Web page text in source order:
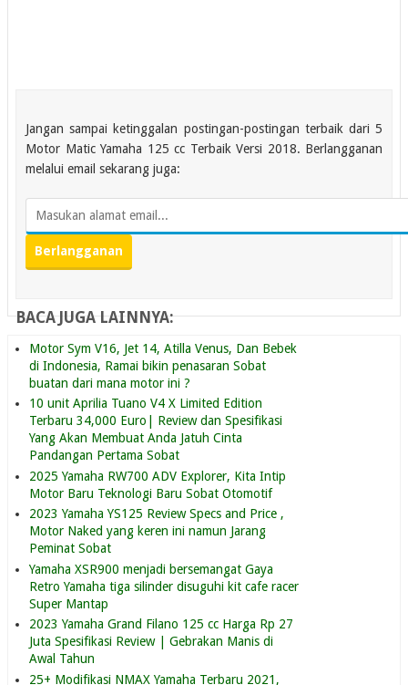
Jangan sampai ketinggalan postingan-postingan terbaik dari 5
Motor Matic Yamaha 125 cc Terbaik Versi 2018. Berlangganan
melalui email sekarang juga:
BACA JUGA LAINNYA:
Motor Sym V16, Jet 14, Atilla Venus, Dan Bebek
di Indonesia, Ramai bikin penasaran Sobat
buatan dari mana motor ini ?
10 unit Aprilia Tuano V4 X Limited Edition
Terbaru 34,000 Euro| Review dan Spesifikasi
Yang Akan Membuat Anda Jatuh Cinta
Pandangan Pertama Sobat
2025 Yamaha RW700 ADV Explorer, Kita Intip
Motor Baru Teknologi Baru Sobat Otomotif
2023 Yamaha YS125 Review Specs and Price ,
Motor Naked yang keren ini namun Jarang
Peminat Sobat
Yamaha XSR900 menjadi bersemangat Gaya
Retro Yamaha tiga silinder disuguhi kit cafe racer
Super Mantap
2023 Yamaha Grand Filano 125 cc Harga Rp 27
Juta Spesifikasi Review | Gebrakan Manis di
Awal Tahun
25+ Modifikasi NMAX Yamaha Terbaru 2021,